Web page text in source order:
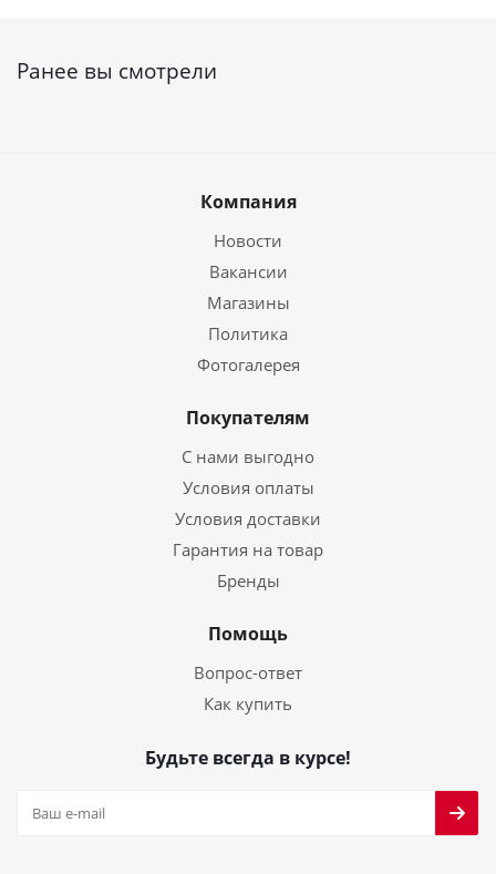
Ранее вы смотрели
Компания
Новости
Вакансии
Магазины
Политика
Фотогалерея
Покупателям
С нами выгодно
Условия оплаты
Условия доставки
Гарантия на товар
Бренды
Помощь
Вопрос-ответ
Как купить
Будьте всегда в курсе!